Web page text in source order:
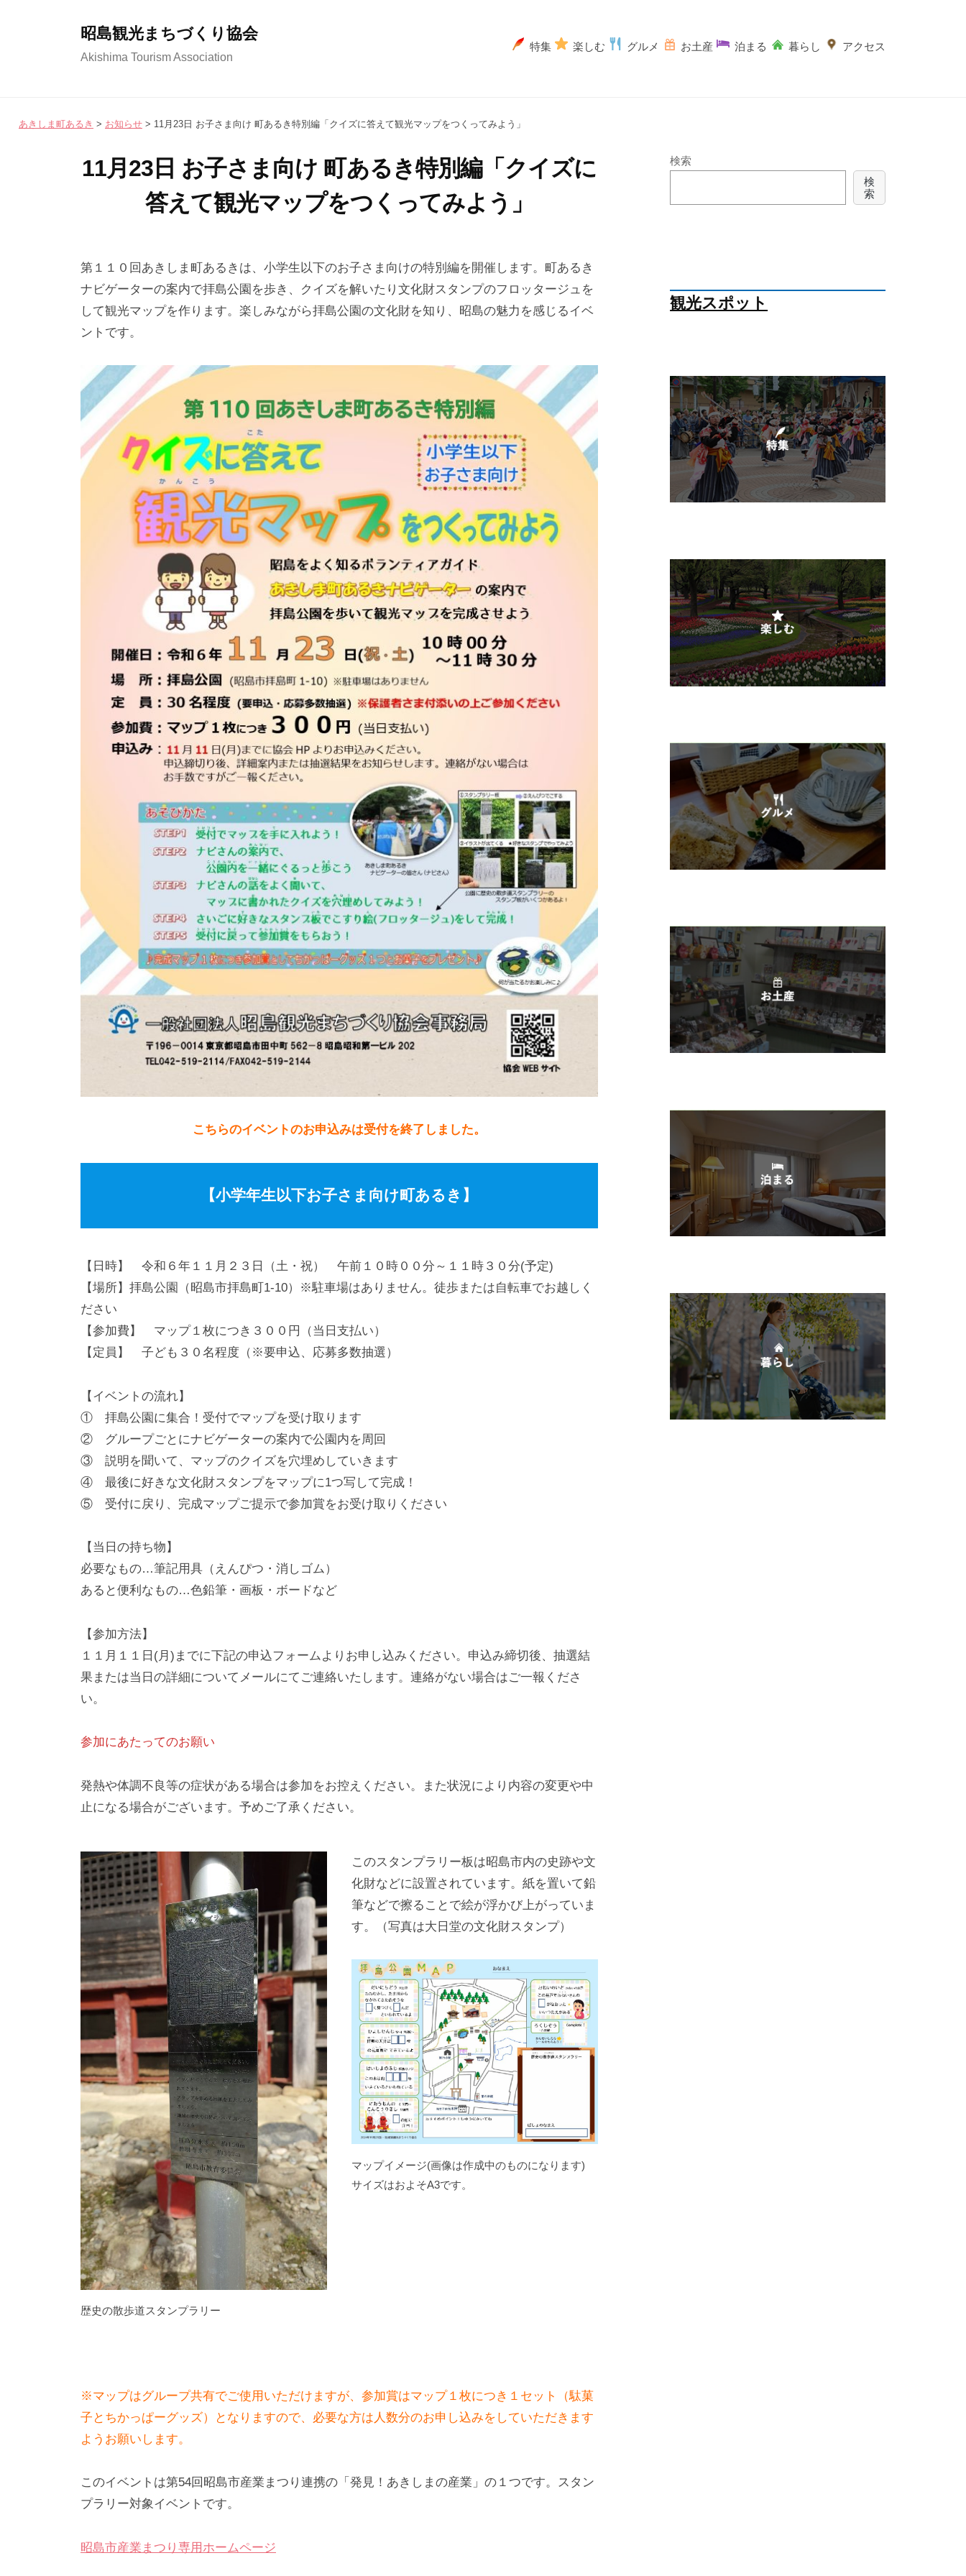
昭島観光まちづくり協会
Akishima Tourism Association
特集 楽しむ グルメ お土産 泊まる 暮らし アクセス
あきしま町あるき > お知らせ > 11月23日 お子さま向け 町あるき特別編「クイズに答えて観光マップをつくってみよう」
11月23日 お子さま向け 町あるき特別編「クイズに
答えて観光マップをつくってみよう」
4
年
1
2
9
島
観
光
づ
く
協
会
の
コ
メ
第１１０回あきしま町あるきは、小学生以下のお子さま向けの特別編を開催します。町あるき
ナビゲーターの案内で拝島公園を歩き、クイズを解いたり文化財スタンプのフロッタージュを
して観光マップを作ります。楽しみながら拝島公園の文化財を知り、昭島の魅力を感じるイベ
ントです。
こちらのイベントのお申込みは受付を終了しました。
【小学年生以下お子さま向け町あるき】
【日時】 令和６年１１月２３日（土・祝） 午前１０時００分～１１時３０分(予定)
【場所】拝島公園（昭島市拝島町1-10）※駐車場はありません。徒歩または自転車でお越しく
ださい
【参加費】 マップ１枚につき３００円（当日支払い）
【定員】 子ども３０名程度（※要申込、応募多数抽選）
【イベントの流れ】
① 拝島公園に集合！受付でマップを受け取ります
② グループごとにナビゲーターの案内で公園内を周回
③ 説明を聞いて、マップのクイズを穴埋めしていきます
④ 最後に好きな文化財スタンプをマップに1つ写して完成！
⑤ 受付に戻り、完成マップご提示で参加賞をお受け取りください
【当日の持ち物】
必要なもの…筆記用具（えんぴつ・消しゴム）
あると便利なもの…色鉛筆・画板・ボードなど
【参加方法】
１１月１１日(月)までに下記の申込フォームよりお申し込みください。申込み締切後、抽選結
果または当日の詳細についてメールにてご連絡いたします。連絡がない場合はご一報くださ
い。
参加にあたってのお願い
発熱や体調不良等の症状がある場合は参加をお控えください。また状況により内容の変更や中
止になる場合がございます。予めご了承ください。
歴史の散歩道スタンプラリー
このスタンプラリー板は昭島市内の史跡や文
化財などに設置されています。紙を置いて鉛
筆などで擦ることで絵が浮かび上がっていま
す。（写真は大日堂の文化財スタンプ）
マップイメージ(画像は作成中のものになります)
サイズはおよそA3です。
※マップはグループ共有でご使用いただけますが、参加賞はマップ１枚につき１セット（駄菓
子とちかっぱーグッズ）となりますので、必要な方は人数分のお申し込みをしていただきます
ようお願いします。
このイベントは第54回昭島市産業まつり連携の「発見！あきしまの産業」の１つです。スタン
プラリー対象イベントです。
昭島市産業まつり専用ホームページ
検索
検
索
観光スポット